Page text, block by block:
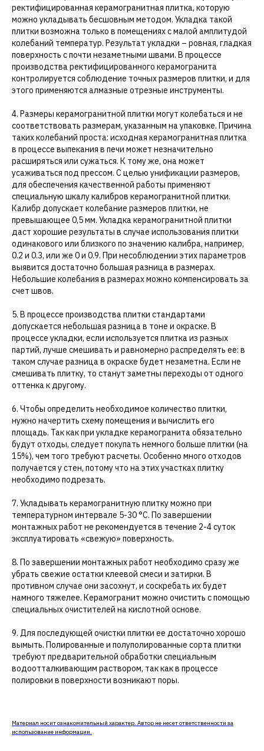
ректифицированная керамогранитная плитка, которую
можно укладывать бесшовным методом. Укладка такой
плитки возможна только в помещениях с малой амплитудой
колебаний температур. Результат укладки – ровная, гладкая
поверхность с почти незаметными швами. В процессе
производства ректифицированного керамогранита
контролируется соблюдение точных размеров плитки, и для
этого применяются алмазные отрезные инструменты.
4. Размеры керамогранитной плитки могут колебаться и не
соответствовать размерам, указанным на упаковке. Причина
таких колебаний проста: исходная керамогранитная плитка
в процессе выпекания в печи может незначительно
расширяться или сужаться. К тому же, она может
усаживаться под прессом. С целью унификации размеров,
для обеспечения качественной работы применяют
специальную шкалу калибров керамогранитной плитки.
Калибр допускает колебание размеров плитки, не
превышающее 0,5 мм. Укладка керамогранитной плитки
даст хорошие результаты в случае использования плитки
одинакового или близкого по значению калибра, например,
0.2 и 0.3, или же 0 и 0.9. При несоблюдении этих параметров
выявится достаточно большая разница в размерах.
Небольшие колебания в размерах можно компенсировать за
счет швов.
5. В процессе производства плитки стандартами
допускается небольшая разница в тоне и окраске. В
процессе укладки, если используется плитка из разных
партий, лучше смешивать и равномерно распределять ее: в
таком случае разница в окраске будет незаметна. Если не
смешивать плитку, то станут заметны переходы от одного
оттенка к другому.
6. Чтобы определить необходимое количество плитки,
нужно начертить схему помещения и вычислить его
площадь. Так как при укладке керамогранита обязательно
будут отходы, следует покупать немного больше плитки (на
15%), чем того требуют расчеты. Особенно много отходов
получается у стен, потому что на этих участках плитку
необходимо подрезать.
7. Укладывать керамогранитную плитку можно при
температурном интервале 5-30 °C. По завершении
монтажных работ не рекомендуется в течение 2-4 суток
эксплуатировать «свежую» поверхность.
8. По завершении монтажных работ необходимо сразу же
убрать свежие остатки клеевой смеси и затирки. В
противном случае они засохнут, и соскребать их будет
намного тяжелее. Керамогранит можно очистить с помощью
специальных очистителей на кислотной основе.
9. Для последующей очистки плитки ее достаточно хорошо
вымыть. Полированные и полуполированные сорта плитки
требуют предварительной обработки специальным
водоотталкивающим раствором, так как в процессе
полировки в поверхности возникают поры.
Материал носит ознакомительный характер. Автор не несет ответственности за
использование информации.